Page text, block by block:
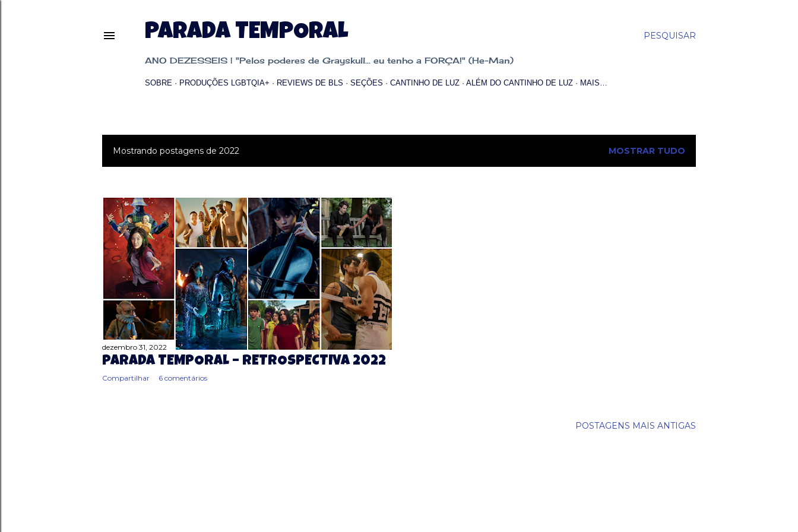
PESQUISAR
PARADA TEMPORAL
ANO DEZESSEIS | "Pelos poderes de Grayskull... eu tenho a FORÇA!" (He-Man)
SOBRE PRODUÇÕES LGBTQIA+ REVIEWS DE BLS SEÇÕES CANTINHO DE LUZ ALÉM DO CANTINHO DE LUZ MAIS…
P
s
t
a
g
e
n
s
Mostrando postagens de 2022 MOSTRAR TUDO
dezembro 31, 2022
PARADA TEMPORAL – RETROSPECTIVA 2022
Compartilhar 6 comentários
POSTAGENS MAIS ANTIGAS